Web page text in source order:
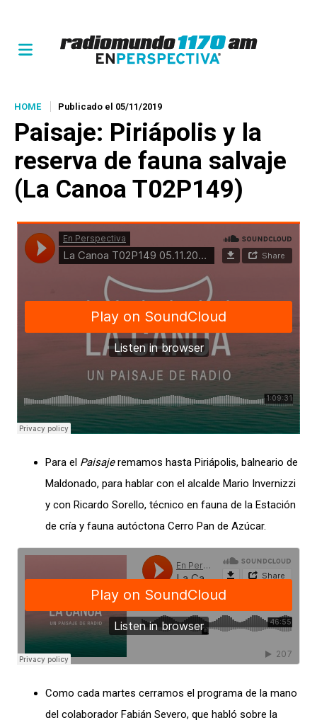
HOME Publicado el 05/11/2019
Paisaje: Piriápolis y la
reserva de fauna salvaje
(La Canoa T02P149)
Para el Paisajeremamos hasta Piriápolis, balneario de
Maldonado, para hablar con el alcalde Mario Invernizzi
y con Ricardo Sorello, técnico en fauna de la Estación
de cría y fauna autóctona Cerro Pan de Azúcar.
Como cada martes cerramos el programa de la mano
del colaborador Fabián Severo, que habló sobre la